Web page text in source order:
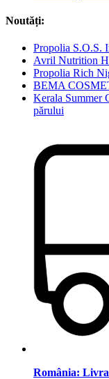
Noutăți:
Propolia S.O.S.
Avril Nutrition
Propolia Rich
BEMA
Kerala Summer
părului
România: